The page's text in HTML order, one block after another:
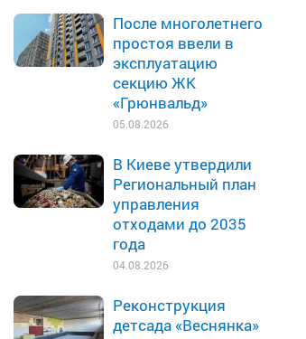
После многолетнего
простоя ввели в
эксплуатацию
секцию ЖК
«Грюнвальд»
05.08.2026
В Киеве утвердили
Региональный план
управления
отходами до 2035
года
04.08.2026
Реконструкция
детсада «Веснянка»